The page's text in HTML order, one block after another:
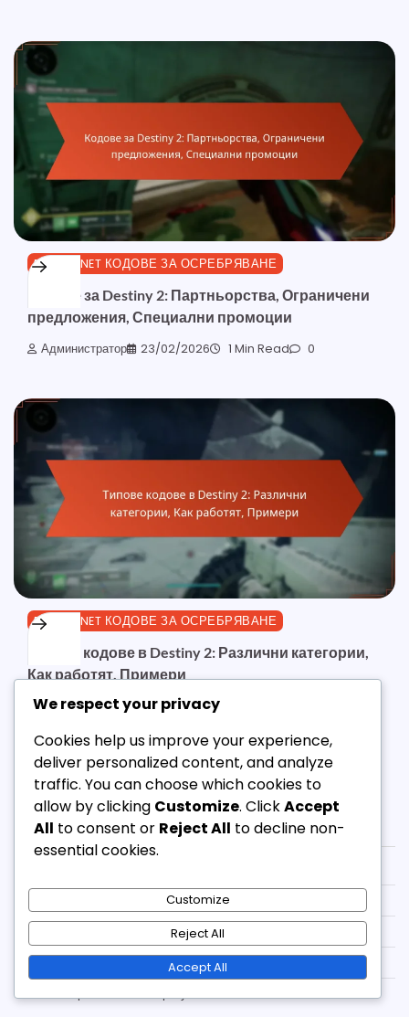
BUNGIE.NET КОДОВЕ ЗА ОСРЕБРЯВАНЕ
Кодове за Destiny 2: Партньорства, Ограничени
предложения, Специални промоции
Администратор 23/02/2026 1 Min Read 0
BUNGIE.NET КОДОВЕ ЗА ОСРЕБРЯВАНЕ
Типове кодове в Destiny 2: Различни категории,
Как работят, Примери
Администратор 19/02/2026
Правна информация
Предпочитания за бисквитки
Политика за защита на данните
Потребителско споразумение
We respect your privacy
Cookies help us improve your experience,
deliver personalized content, and analyze
traffic. You can choose which cookies to
allow by clicking Customize. ClickAccept
All to consent or Reject All to decline non-
essential cookies.
Customize
Reject All
Accept All